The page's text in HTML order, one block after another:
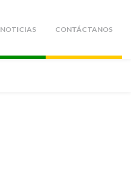
NOTICIAS CONTÁCTANOS